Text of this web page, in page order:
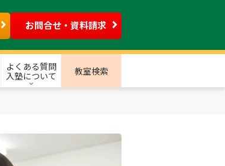
お問合せ・資料請求
よくある質問
入塾について
教室検索